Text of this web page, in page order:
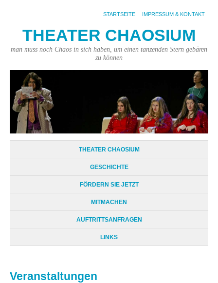
STARTSEITE IMPRESSUM & KONTAKT
THEATER CHAOSIUM
man muss noch Chaos in sich haben, um einen tanzenden Stern gebären
zu können
THEATER CHAOSIUM
GESCHICHTE
FÖRDERN SIE JETZT
MITMACHEN
AUFTRITTSANFRAGEN
LINKS
Veranstaltungen